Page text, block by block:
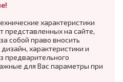
характеристики
представленных на сайте,
собой право вносить
характеристики и
предварительного
для Вас параметры при